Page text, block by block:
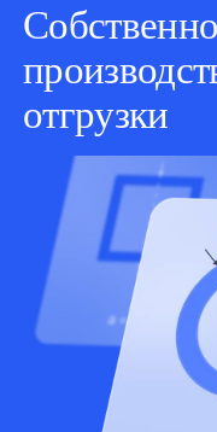
отгрузки